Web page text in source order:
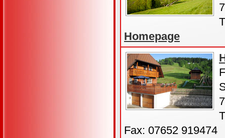
Homepage
Fax: 07652 919474